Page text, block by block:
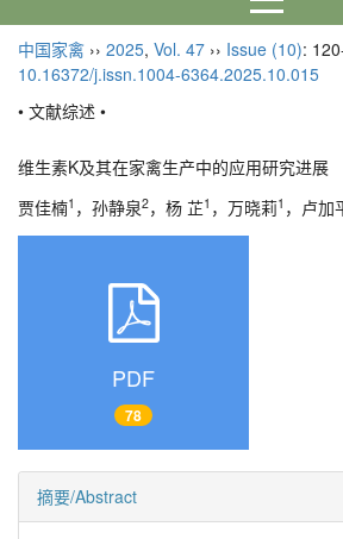
中国家禽 ›› 2025, Vol. 47 ›› Issue (10):
10.16372/j.issn.1004-6364.2025.10.015
• 文献综述 •
维生素K及其在家禽生产中的应用研究进展
贾佳楠1 ，孙静泉2，杨 芷1 ，万晓莉1 ，卢加
PDF
78
摘要/Abstract